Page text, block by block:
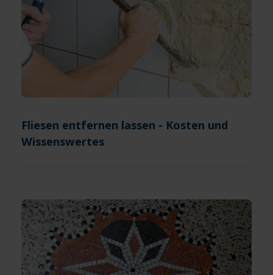
Fliesen entfernen lassen - Kosten und
Wissenswertes